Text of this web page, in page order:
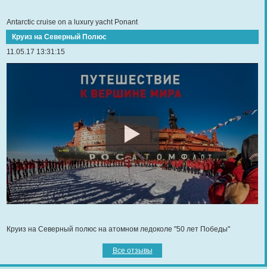
Antarctic cruise on a luxury yacht Ponant
Круиз на Северный Полюс
11.05.17 13:31:15
Круиз на Северный полюс на атомном ледоколе "50 лет Победы"
Все отзывы